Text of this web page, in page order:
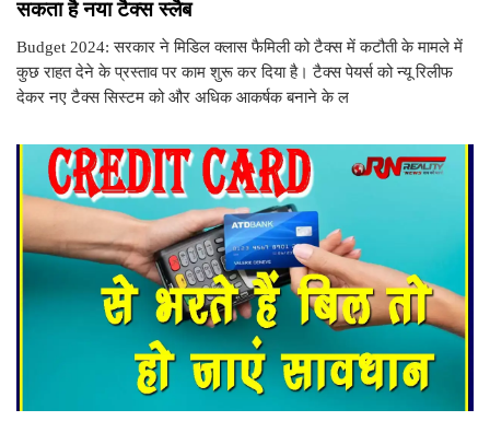
सकता है नया टैक्स स्लैब
Budget 2024: सरकार ने मिडिल क्लास फैमिली को टैक्स में कटौती के मामले में
कुछ राहत देने के प्रस्ताव पर काम शुरू कर दिया है। टैक्स पेयर्स को न्यू रिलीफ
देकर नए टैक्स सिस्टम को और अधिक आकर्षक बनाने के ल